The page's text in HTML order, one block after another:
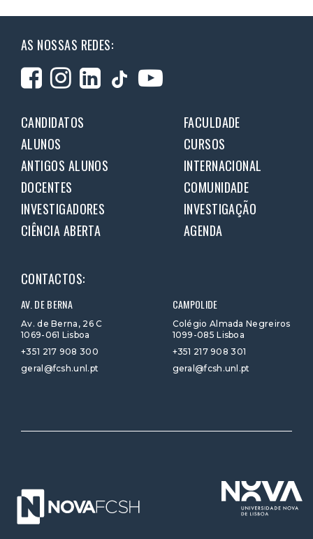
AS NOSSAS REDES:
CANDIDATOS
FACULDADE
ALUNOS
CURSOS
ANTIGOS ALUNOS
INTERNACIONAL
DOCENTES
COMUNIDADE
INVESTIGADORES
INVESTIGAÇÃO
CIÊNCIA ABERTA
AGENDA
CONTACTOS:
AV. DE BERNA
Av. de Berna, 26 C
1069-061 Lisboa
+351 217 908 300
geral@fcsh.unl.pt
CAMPOLIDE
Colégio Almada Negreiros
1099-085 Lisboa
+351 217 908 301
geral@fcsh.unl.pt